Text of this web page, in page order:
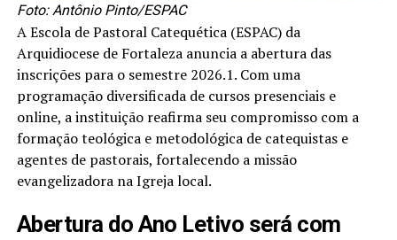
Foto: Antônio Pinto/ESPAC
A Escola de Pastoral Catequética (ESPAC) da
Arquidiocese de Fortaleza anuncia a abertura das
inscrições para o semestre 2026.1. Com uma
programação diversificada de cursos presenciais e
online, a instituição reafirma seu compromisso com a
formação teológica e metodológica de catequistas e
agentes de pastorais, fortalecendo a missão
evangelizadora na Igreja local.
Abertura do Ano Letivo será com